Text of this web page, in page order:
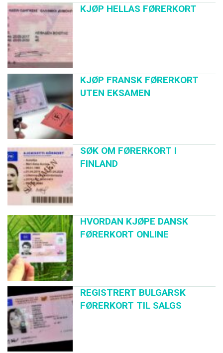
KJØP HELLAS FØRERKORT
KJØP FRANSK FØRERKORT
UTEN EKSAMEN
SØK OM FØRERKORT I
FINLAND
HVORDAN KJØPE DANSK
FØRERKORT ONLINE
REGISTRERT BULGARSK
FØRERKORT TIL SALGS